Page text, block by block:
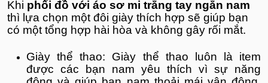
Khi phối đồ với áo sơ mi trắng tay ngắn nam
thì lựa chọn một đôi giày thích hợp sẽ giúp bạn
có một tổng hợp hài hòa và không gây rối mắt.
Giày thể thao: Giày thể thao luôn là item
được các bạn nam yêu thích vì sự năng